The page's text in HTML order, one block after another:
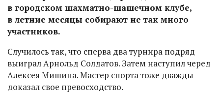
в городском шахматно-шашечном клубе,
в летние месяцы собирают не так много
участников.
Случилось так, что сперва два турнира подряд
выиграл Арнольд Солдатов. Затем наступил черед
Алексея Мишина. Мастер спорта тоже дважды
доказал свое превосходство.